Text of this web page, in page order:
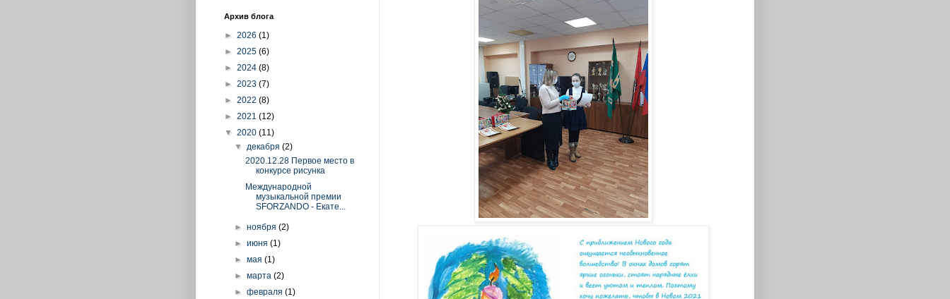
Архив блога
► 2026 (1)
► 2025 (6)
► 2024 (8)
► 2023 (7)
► 2022 (8)
► 2021 (12)
▼ 2020 (11)
▼ декабря(2)
2020.12.28 Первое место в
конкурсе рисунка
Международной
музыкальной премии
SFORZANDO - Екате...
►ноября(2)
►июня(1)
►мая(1)
►марта(2)
►февраля(1)